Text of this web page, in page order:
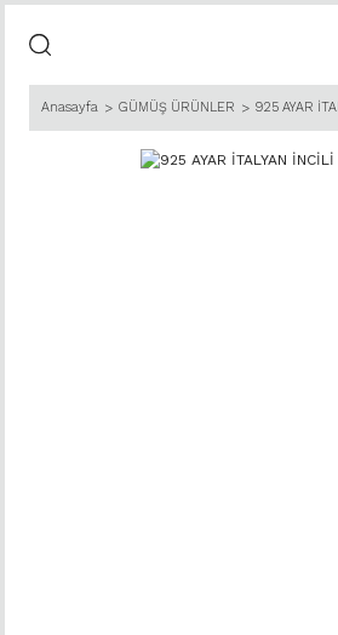
Anasayfa GÜMÜŞ ÜRÜNLER 925 AYAR